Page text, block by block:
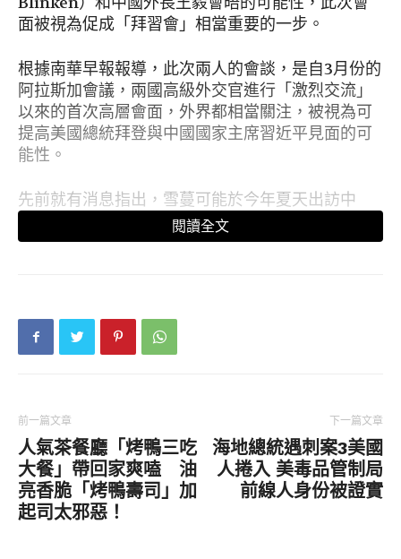
面被視為促成「拜習會」相當重要的一步。
根據南華早報報導，此次兩人的會談，是自3月份的
阿拉斯加會議，兩國高級外交官進行「激烈交流」
以來的首次高層會面，外界都相當關注，被視為可
提高美國總統拜登與中國國家主席習近平見面的可
能性。
先前就有消息指出，雪蔓可能於今年夏天出訪中
國，美媒《彭博》亦引述與謝爾曼親近的人士透
露，雪蔓將於7月底訪問北京。且拜登與習近平有機
「臺美日暨亞太區域夥伴安全對話研討會」，擔任
專題演講貴賓，並於今年4月時被指定出任美國副國
閱讀全文
前一篇文章
人氣茶餐廳「烤鴨三吃
大餐」帶回家爽嗑 油
亮香脆「烤鴨壽司」加
起司太邪惡！
下一篇文章
海地總統遇刺案3美國
人捲入 美毒品管制局
前線人身份被證實